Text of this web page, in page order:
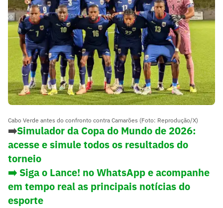
Cabo Verde antes do confronto contra Camarões (Foto: Reprodução/X)
➡️Simulador da Copa do Mundo de 2026:
acesse e simule todos os resultados do
torneio
➡️ Siga o Lance! no WhatsApp e acompanhe
em tempo real as principais notícias do
esporte